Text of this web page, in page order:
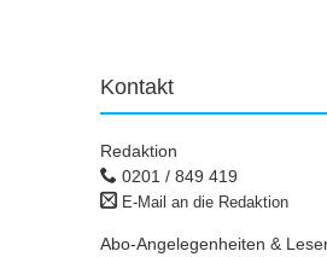
Kontakt
Redaktion
0201 / 849 419
E-Mail an die Redaktion
Abo-Angelegenheiten &